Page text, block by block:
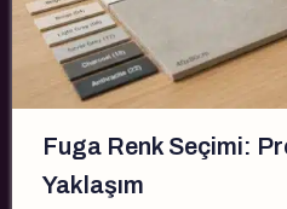
Fuga Renk Seçimi:
Yaklaşım